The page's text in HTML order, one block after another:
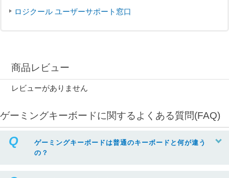
ロジクール ユーザーサポート窓口
商品レビュー
レビューがありません
ゲーミングキーボードに関するよくある質問(FAQ)
ゲーミングキーボードは普通のキーボードと何が違う
の？